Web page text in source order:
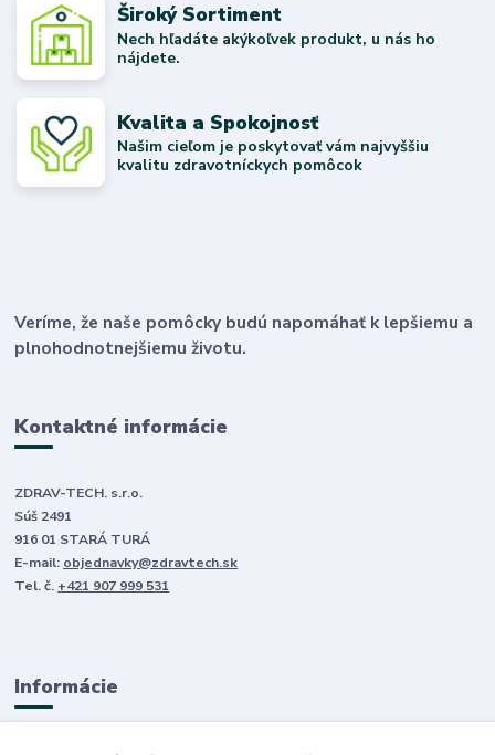
Široký Sortiment
Nech hľadáte akýkoľvek produkt, u nás ho
nájdete.
Kvalita a Spokojnosť
Našim cieľom je poskytovať vám najvyššiu
kvalitu zdravotníckych pomôcok
Veríme, že naše pomôcky budú napomáhať k lepšiemu a
plnohodnotnejšiemu životu.
Kontaktné informácie
ZDRAV-TECH. s.r.o.
Súš 2491
916 01 STARÁ TURÁ
E-mail: objednavky@zdravtech.sk
Tel. č. +421 907 999 531
Informácie